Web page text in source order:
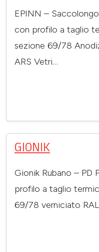
EPINN –
con profilo a taglio
sezione 69/78
ARS Vetri…
GIONIK
Gionik Rubano – PD
profilo a taglio
69/78 verniciato